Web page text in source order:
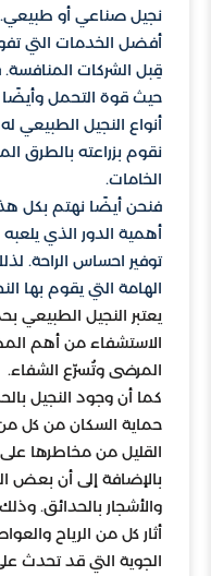
نجيل صناعي أو طبيعي.
أفضل الخدمات التي
قِبل الشركات المنافسة.
حيث قوة التحمل وأيضًا
أنواع النجيل الطبيعي
نقوم بزراعته بالطرق
الخامات.
فنحن أيضًا نهتم بكل
أهمية الدور الذي
توفير احساس الراحة.
الهامة التي يقوم بها
يعتبر النجيل الطبيعي
الاستشفاء من أهم
المرضى وتُسرّع الشفاء.
كما أن وجود النجيل
حماية السكان من كل من
القليل من مخاطرها على
بالإضافة إلى أن بعض
والأشجار بالحدائق.
أثار كل من الرياح
الجوية التي قد تحدث